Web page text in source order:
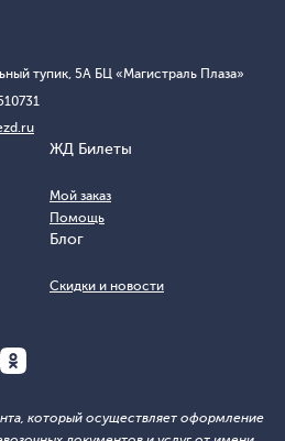
тупик, 5А БЦ «Магистраль Плаза»
ЖД Билеты
Мой заказ
Помощь
Блог
Скидки и новости
который осуществляет оформление